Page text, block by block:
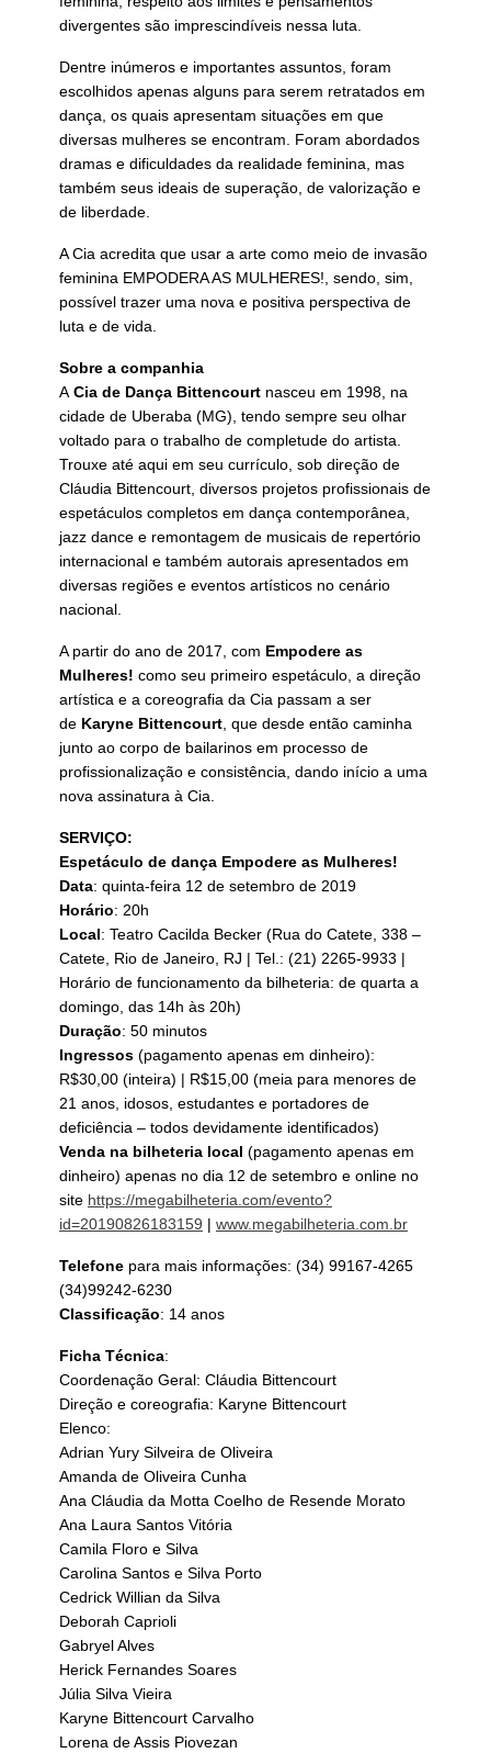
divergentes são imprescindíveis nessa luta.
Dentre inúmeros e importantes assuntos, foram
escolhidos apenas alguns para serem retratados em
dança, os quais apresentam situações em que
diversas mulheres se encontram. Foram abordados
dramas e dificuldades da realidade feminina, mas
também seus ideais de superação, de valorização e
de liberdade.
A Cia acredita que usar a arte como meio de invasão
feminina EMPODERA AS MULHERES!, sendo, sim,
possível trazer uma nova e positiva perspectiva de
luta e de vida.
Sobre a companhia
A Cia de Dança Bittencourtnasceu em 1998, na
cidade de Uberaba (MG), tendo sempre seu olhar
voltado para o trabalho de completude do artista.
Trouxe até aqui em seu currículo, sob direção de
Cláudia Bittencourt, diversos projetos profissionais de
espetáculos completos em dança contemporânea,
jazz dance e remontagem de musicais de repertório
internacional e também autorais apresentados em
diversas regiões e eventos artísticos no cenário
nacional.
A partir do ano de 2017, com Empodere as
Mulheres! como seu primeiro espetáculo, a direção
artística e a coreografia da Cia passam a ser
de Karyne Bittencourt, que desde então caminha
junto ao corpo de bailarinos em processo de
profissionalização e consistência, dando início a uma
nova assinatura à Cia.
SERVIÇO:
Espetáculo de dança Empodere as Mulheres!
Data: quinta-feira 12 de setembro de 2019
Horário: 20h
Local: Teatro Cacilda Becker (Rua do Catete, 338 –
Catete, Rio de Janeiro, RJ | Tel.: (21) 2265-9933 |
Horário de funcionamento da bilheteria: de quarta a
domingo, das 14h às 20h)
Duração: 50 minutos
Ingressos (pagamento apenas em dinheiro):
R$30,00 (inteira) | R$15,00 (meia para menores de
21 anos, idosos, estudantes e portadores de
deficiência – todos devidamente identificados)
Venda na bilheteria local (pagamento apenas em
dinheiro) apenas no dia 12 de setembro e online no
site https://megabilheteria. com/evento?
id=20190826183159 | www.megabilheteria.com.br
Telefone para mais informações: (34) 99167-4265
(34)99242-6230
Classificação: 14 anos
Ficha Técnica:
Coordenação Geral: Cláudia Bittencourt
Direção e coreografia: Karyne Bittencourt
Elenco:
Adrian Yury Silveira de Oliveira
Amanda de Oliveira Cunha
Ana Cláudia da Motta Coelho de Resende Morato
Ana Laura Santos Vitória
Camila Floro e Silva
Carolina Santos e Silva Porto
Cedrick Willian da Silva
Deborah Caprioli
Gabryel Alves
Herick Fernandes Soares
Júlia Silva Vieira
Karyne Bittencourt Carvalho
Lorena de Assis Piovezan